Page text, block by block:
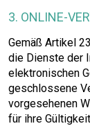
3. ONLINE-
Gemäß Artikel
die Dienste der
elektronischen
geschlossene
vorgesehenen
für ihre